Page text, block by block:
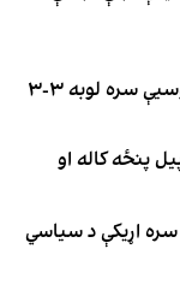
د افغانستان فوټسال ملي لوبډلې له روسیې سره لوبه ۳-۳
پیل پنځه کاله او
سره اړیکې د سیاسي